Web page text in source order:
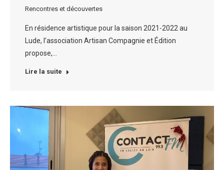
Rencontres et découvertes
En résidence artistique pour la saison 2021-2022 au
Lude, l’association Artisan Compagnie et Édition
propose,…
Lire la suite